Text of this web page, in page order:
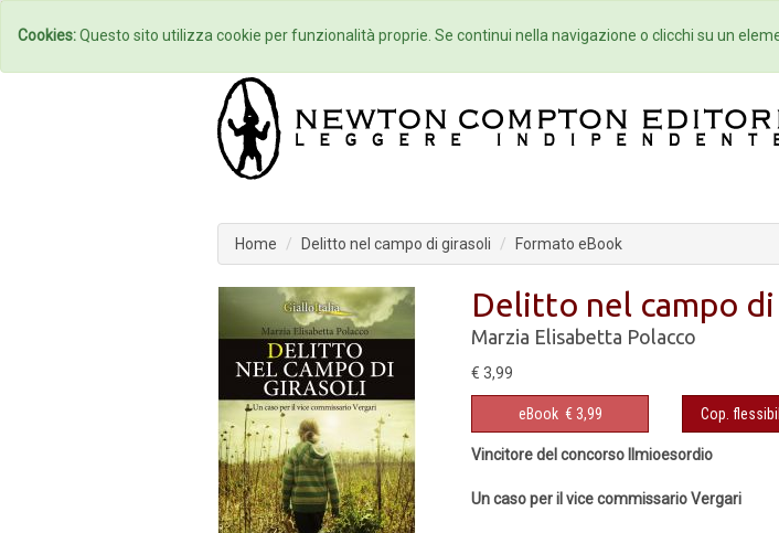
Home Autori Eventi Collane
Home Delitto nel campo di girasoli Formato eBook
Delitto nel campo
Marzia Elisabetta Polacco
€ 3,99
eBook € 3,99 Cop.
Vincitore del concorso Ilmioesordio
Un caso per il vice commissario Vergari
Cookies:Questo sito utilizza cookie per funzionalità proprie. Se continui nella navigazione o clicchi su un